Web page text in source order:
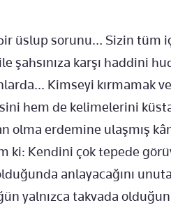
üslup sorunu… Sizin tüm
karşı haddini
Kimseyi kırmamak
hem de kelimelerini
olma erdemine ulaşmış
Kendini çok tepede
anlayacağını
yalnızca takvada